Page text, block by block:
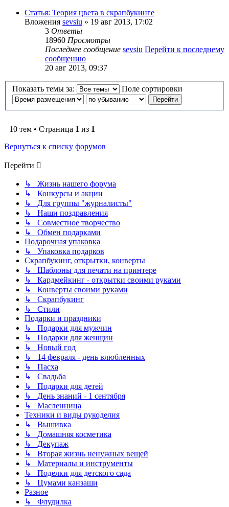
Статья: Теория цвета в скрапбукинге
Вложения sevsiu » 19 авг 2013, 17:02
3 Ответы
18960 Просмотры
Последнее сообщение sevsiu Перейти к последнему
сообщению
20 авг 2013, 09:37
Показать темы за: Поле сортировки
10 тем • Страница 1 из 1
Вернуться к списку форумов
Перейти
↳ Жизнь нашего форума
↳ Конкурсы и акции
↳ Для группы "журналисты"
↳ Наши поздравления
↳ Совместное творчество
↳ Обмен подарками
Подарочная упаковка
↳ Упаковка подарков
Скрапбукинг, открытки, конверты
↳ Шаблоны для печати на принтере
↳ Кардмейкинг - открытки своими руками
↳ Конверты своими руками
↳ Скрапбукинг
↳ Стили
Подарки и праздники
↳ Подарки для мужчин
↳ Подарки для женщин
↳ Новый год
↳ 14 февраля - день влюбленных
↳ Пасха
↳ Свадьба
↳ Подарки для детей
↳ День знаний - 1 сентября
↳ Масленница
Техники и виды рукоделия
↳ Вышивка
↳ Домашняя косметика
↳ Декупаж
↳ Вторая жизнь ненужных вещей
↳ Материалы и инструменты
↳ Поделки для детского сада
↳ Цумами канзаши
Разное
↳ Флудилка